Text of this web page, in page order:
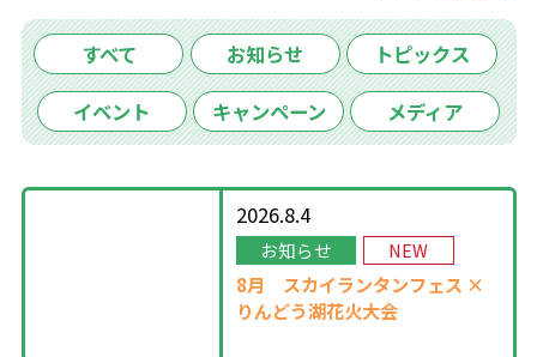
すべて お知らせ トピックス
イベント キャンペーン メディア
2026.8.4
お知らせ NEW
8月 スカイランタンフェス ×
りんどう湖花火大会